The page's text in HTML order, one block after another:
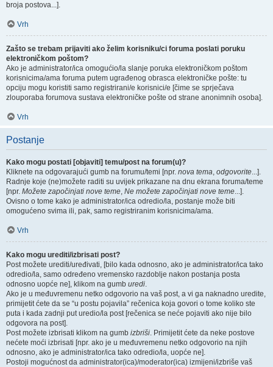
broja postova...].
Vrh
Zašto se trebam prijaviti ako želim korisniku/ci foruma poslati poruku
elektroničkom poštom?
Ako je administrator/ica omogućio/la slanje poruka elektroničkom poštom
korisnicima/ama foruma putem ugrađenog obrasca elektroničke pošte: tu
opciju mogu koristiti samo registrirani/e korisnici/e [čime se sprječava
zlouporaba forumova sustava elektroničke pošte od strane anonimnih osoba].
Vrh
Postanje
Kako mogu postati [objaviti] temu/post na forum(u)?
Kliknete na odgovarajući gumb na forumu/temi [npr. nova tema, odgovorite...].
Radnje koje (ne)možete raditi su uvijek prikazane na dnu ekrana foruma/teme
[npr. Možete započinjati nove teme, Ne možete započinjati nove teme...].
Ovisno o tome kako je administrator/ica odredio/la, postanje može biti
omogućeno svima ili, pak, samo registriranim korisnicima/ama.
Vrh
Kako mogu urediti/izbrisati post?
Post možete urediti/uređivati, [bilo kada odnosno, ako je administrator/ica tako
odredio/la, samo određeno vremensko razdoblje nakon postanja posta
odnosno uopće ne], klikom na gumb uredi.
Ako je u međuvremenu netko odgovorio na vaš post, a vi ga naknadno uredite,
primijetit ćete da se “u postu pojavila” rečenica koja govori o tome koliko ste
puta i kada zadnji put uredio/la post [rečenica se neće pojaviti ako nije bilo
odgovora na post].
Post možete izbrisati klikom na gumb izbriši. Primijetit ćete da neke postove
nećete moći izbrisati [npr. ako je u međuvremenu netko odgovorio na njih
odnosno, ako je administrator/ica tako odredio/la, uopće ne].
Postoji mogućnost da administrator(ica)/moderator(ica) izmijeni/izbriše vaš